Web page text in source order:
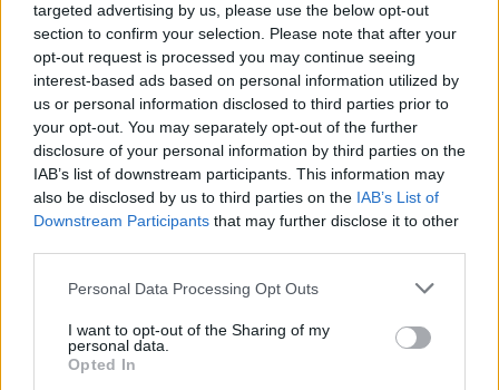
targeted advertising by us, please use the below opt-out
section to confirm your selection. Please note that after your
opt-out request is processed you may continue seeing
interest-based ads based on personal information utilized by
us or personal information disclosed to third parties prior to
your opt-out. You may separately opt-out of the further
disclosure of your personal information by third parties on the
IAB’s list of downstream participants. This information may
also be disclosed by us to third parties on the IAB’s List of
Downstream Participants that may further disclose it to other
Please note that this website/app uses one or more Google
not limited to your visit or usage behaviour. You may click to
grant or deny consent to Google and its third-party tags to
use your data for below specified purposes in below Google
Personal Data Processing Opt Outs
I want to opt-out of the Sharing of my
personal data.
Opted In
Petrolio in calo: Brent a 88.9 dollari, ribassi diffusi tra le
materie prime
Andrea Innocenti · 6 Ago 2026
NEWS